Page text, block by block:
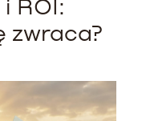
ROI:
zwraca?